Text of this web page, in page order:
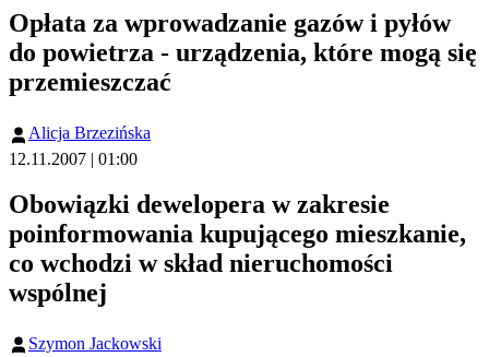
Opłata za wprowadzanie gazów i pyłów
do powietrza - urządzenia, które mogą się
przemieszczać
Alicja Brzezińska
12.11.2007 | 01:00
Obowiązki dewelopera w zakresie
poinformowania kupującego mieszkanie,
co wchodzi w skład nieruchomości
wspólnej
Szymon Jackowski